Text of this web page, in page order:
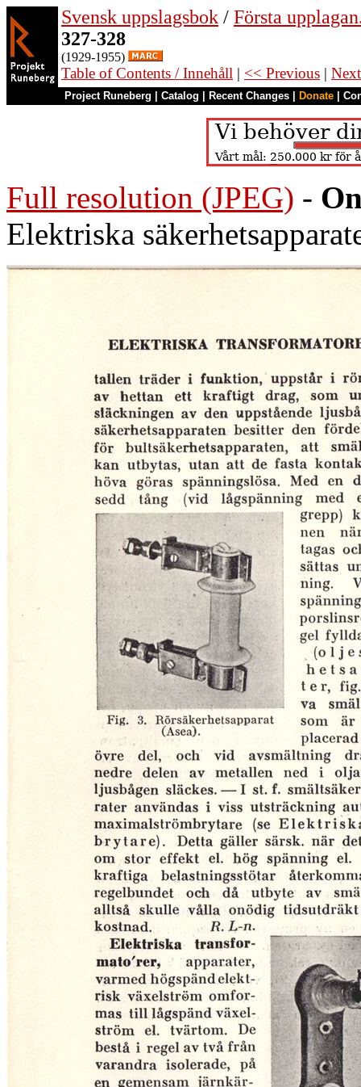
Svensk uppslagsbok / Första
327-328
(1929-1955)
Table of Contents / Innehåll | << Previous |
Project Runeberg Catalog Recent Changes Donate
Full resolution (JPEG) -
Elektriska